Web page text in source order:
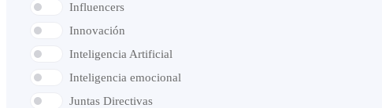
Influencers
Innovación
Inteligencia Artificial
Inteligencia emocional
Juntas Directivas